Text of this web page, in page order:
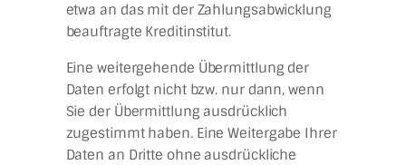
etwa an das mit der Zahlungsabwicklung
beauftragte Kreditinstitut.
Eine weitergehende Übermittlung der
Daten erfolgt nicht bzw. nur dann, wenn
Sie der Übermittlung ausdrücklich
zugestimmt haben. Eine Weitergabe Ihrer
Daten an Dritte ohne ausdrückliche